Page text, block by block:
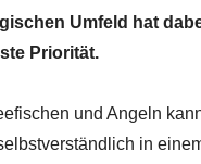
Umfeld hat
Priorität.
und Angeln
in